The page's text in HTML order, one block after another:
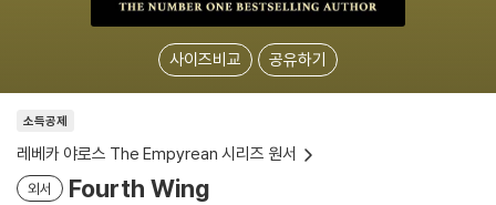
사이즈비교 공유하기
소득공제
레베카 야로스 The Empyrean 시리즈 원서
외서 Fourth Wing